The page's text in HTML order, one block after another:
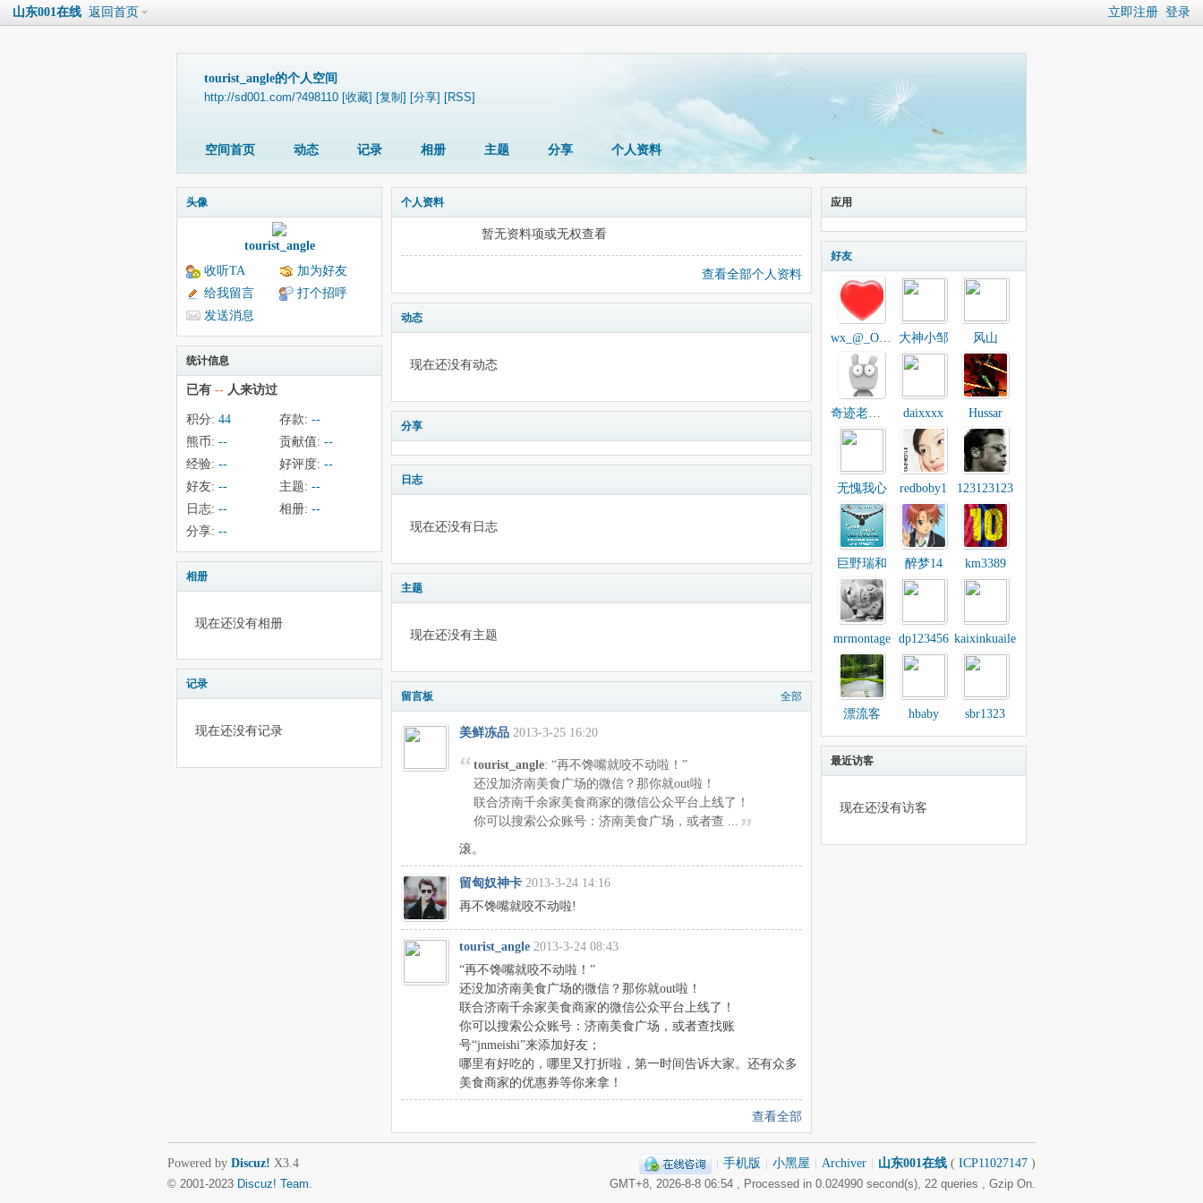
立即注册 登录
山东001在线 返回首页
tourist_angle的个人空间
http://sd001.com/?498110 [收藏] [复制] [分享] [RSS]
空间首页 动态 记录 相册 主题 分享 个人资料
头像
tourist_angle
收听TA
加为好友
给我留言
打个招呼
发送消息
统计信息
已有 -- 人来访过
积分: 44 存款: --
熊币: -- 贡献值: --
经验: -- 好评度: --
好友: -- 主题: --
日志: -- 相册: --
分享: --
相册
现在还没有相册
记录
现在还没有记录
个人资料
暂无资料项或无权查看
查看全部个人资料
动态
现在还没有动态
分享
日志
现在还没有日志
主题
现在还没有主题
留言板 全部
美鲜冻品 2013-3-25 16:20
tourist_angle: “再不馋嘴就咬不动啦！”
还没加济南美食广场的微信？那你就out啦！
联合济南千余家美食商家的微信公众平台上线了！
你可以搜索公众账号：济南美食广场，或者查 ...
滚。
留匈奴神卡 2013-3-24 14:16
再不馋嘴就咬不动啦!
tourist_angle 2013-3-24 08:43
“再不馋嘴就咬不动啦！”
还没加济南美食广场的微信？那你就out啦！
联合济南千余家美食商家的微信公众平台上线了！
你可以搜索公众账号：济南美食广场，或者查找账
号“jnmeishi”来添加好友；
哪里有好吃的，哪里又打折啦，第一时间告诉大家。还有众多
美食商家的优惠券等你来拿！
查看全部
应用
好友
wx_@_O2S5u 大神小邹 风山
奇迹老小子 daixxxx Hussar
无愧我心 redboby1 123123123
巨野瑞和 醉梦14 km3389
mrmontage dp123456 kaixinkuaile
漂流客 hbaby sbr1323
最近访客
现在还没有访客
手机版 小黑屋 Archiver 山东001在线 ( ICP11027147 )
GMT+8, 2026-8-8 06:54 , Processed in 0.024990 second(s), 22 queries , Gzip On.
Powered by Discuz! X3.4
© 2001-2023 Discuz! Team.